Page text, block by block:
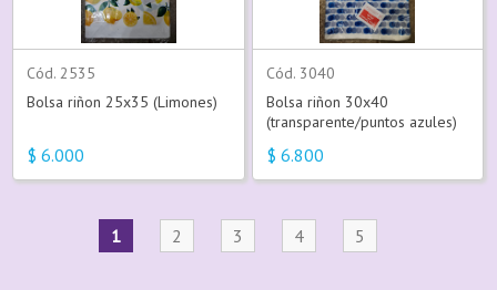
Cód. 2535
Bolsa riñon 25x35 (Limones)
$ 6.000
Cód. 3040
Bolsa riñon 30x40
(transparente/puntos azules)
$ 6.800
1 2 3 4 5